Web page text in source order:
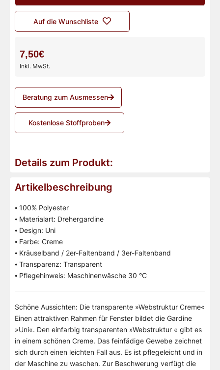
Auf die Wunschliste
7,50€
Inkl. MwSt.
Beratung zum Ausmessen
Kostenlose Stoffproben
Details zum Produkt:
Artikelbeschreibung
⦁ 100% Polyester
⦁ Materialart: Drehergardine
⦁ Design: Uni
⦁ Farbe: Creme
⦁ Kräuselband / 2er-Faltenband / 3er-Faltenband
⦁ Transparenz: Transparent
⦁ Pflegehinweis: Maschinenwäsche 30 °C
Schöne Aussichten: Die transparente »Webstruktur Creme«
Einen attraktiven Rahmen für Fenster bildet die Gardine
»Uni«. Den einfarbig transparenten »Webstruktur « gibt es
in einem schönen Creme. Das feinfädige Gewebe zeichnet
sich durch einen leichten Fall aus. Es ist pflegeleicht und in
der Maschine zu waschen. Zur Beschwerung verfügt die